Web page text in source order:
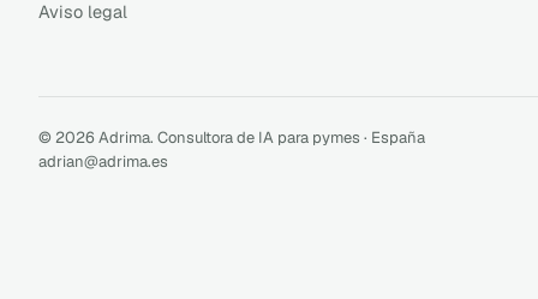
Aviso legal
© 2026 Adrima. Consultora de IA para pymes · España
adrian@adrima.es